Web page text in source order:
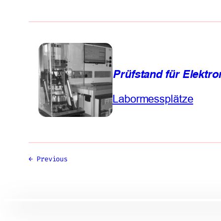
Prüfstand für
Labormessplätze
← Previous